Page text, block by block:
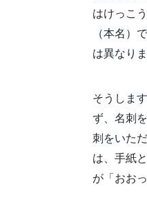
はけっこ
（本名）
は異なりま
そうしま
ず、名刺
刺をいた
は、手紙
が「おお